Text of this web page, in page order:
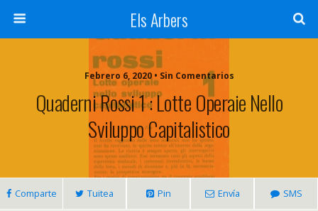
Els Arbers
Febrero 6, 2020 • Sin Comentarios
Quaderni Rossi 1 : Lotte Operaie Nello
Sviluppo Capitalistico
Comparte Tuitea Pin Envía SMS